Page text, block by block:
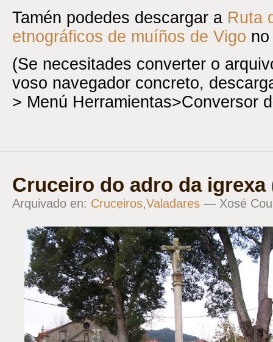
Tamén podedes descargar a Ruta
etnográficos de muíños de Vigo
(Se necesitades converter o
voso navegador concreto,
> Menú Herramientas>Conversor
Cruceiro do adro da igrexa
Arquivado en: Cruceiros,Valadares — Xosé